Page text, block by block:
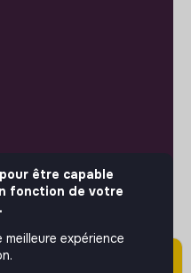
été publiée il y a
être capable
fonction de votre
expérience